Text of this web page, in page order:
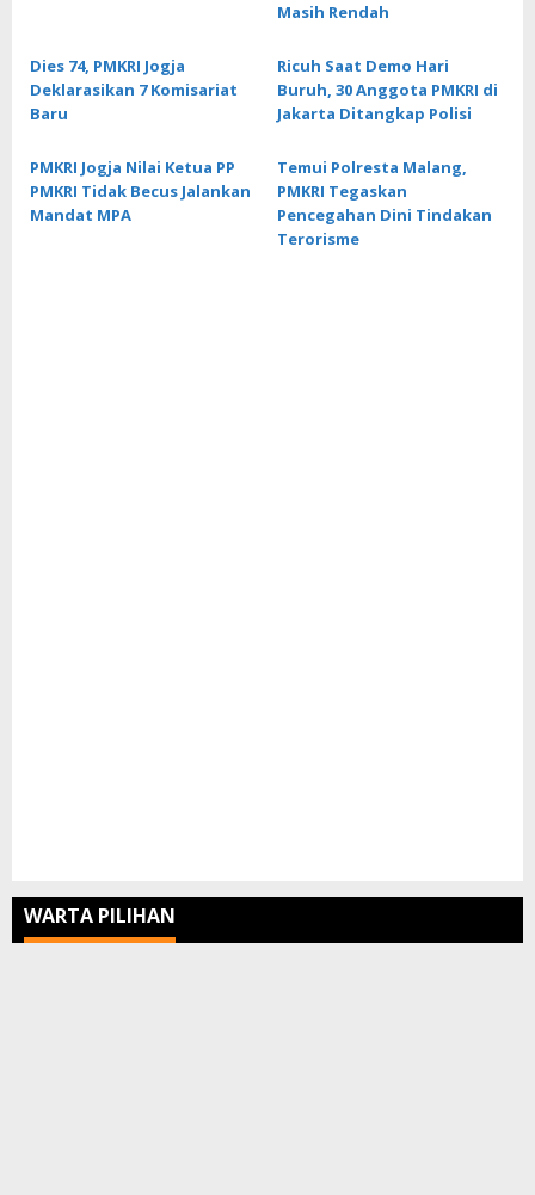
Masih Rendah
Dies 74, PMKRI Jogja
Deklarasikan 7 Komisariat
Baru
Ricuh Saat Demo Hari
Buruh, 30 Anggota PMKRI di
Jakarta Ditangkap Polisi
PMKRI Jogja Nilai Ketua PP
PMKRI Tidak Becus Jalankan
Mandat MPA
Temui Polresta Malang,
PMKRI Tegaskan
Pencegahan Dini Tindakan
Terorisme
WARTA PILIHAN